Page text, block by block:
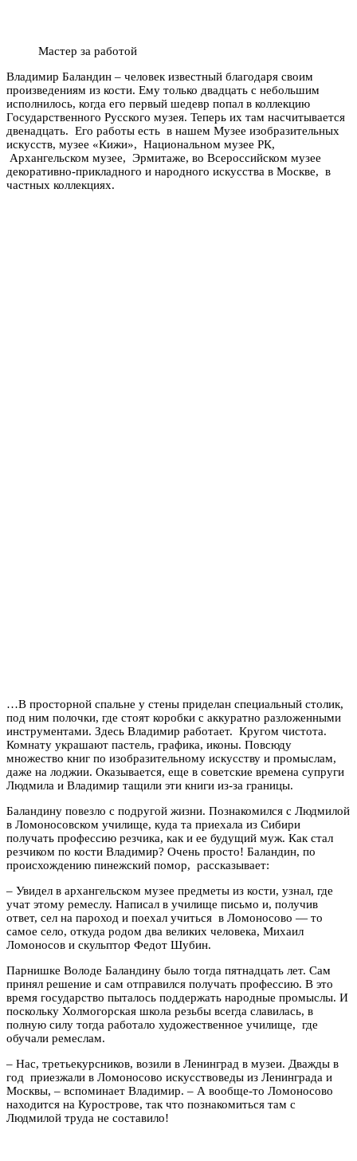
Мастер за работой
Владимир Баландин – человек известный благодаря своим
произведениям из кости. Ему только двадцать с небольшим
исполнилось, когда его первый шедевр попал в коллекцию
Государственного Русского музея. Теперь их там насчитывается
двенадцать. Его работы есть в нашем Музее изобразительных
искусств, музее «Кижи», Национальном музее РК,
Архангельском музее, Эрмитаже, во Всероссийском музее
декоративно-прикладного и народного искусства в Москве, в
частных коллекциях.
…В просторной спальне у стены приделан специальный столик,
под ним полочки, где стоят коробки с аккуратно разложенными
инструментами. Здесь Владимир работает. Кругом чистота.
Комнату украшают пастель, графика, иконы. Повсюду
множество книг по изобразительному искусству и промыслам,
даже на лоджии. Оказывается, еще в советские времена супруги
Людмила и Владимир тащили эти книги из-за границы.
Баландину повезло с подругой жизни. Познакомился с Людмилой
в Ломоносовском училище, куда та приехала из Сибири
получать профессию резчика, как и ее будущий муж. Как стал
резчиком по кости Владимир? Очень просто! Баландин, по
происхождению пинежский помор, рассказывает:
– Увидел в архангельском музее предметы из кости, узнал, где
учат этому ремеслу. Написал в училище письмо и, получив
ответ, сел на пароход и поехал учиться в Ломоносово — то
самое село, откуда родом два великих человека, Михаил
Ломоносов и скульптор Федот Шубин.
Парнишке Володе Баландину было тогда пятнадцать лет. Сам
принял решение и сам отправился получать профессию. В это
время государство пыталось поддержать народные промыслы. И
поскольку Холмогорская школа резьбы всегда славилась, в
полную силу тогда работало художественное училище, где
обучали ремеслам.
– Нас, третьекурсников, возили в Ленинград в музеи. Дважды в
год приезжали в Ломоносово искусствоведы из Ленинграда и
Москвы, – вспоминает Владимир. – А вообще-то Ломоносово
находится на Курострове, так что познакомиться там с
Людмилой труда не составило!